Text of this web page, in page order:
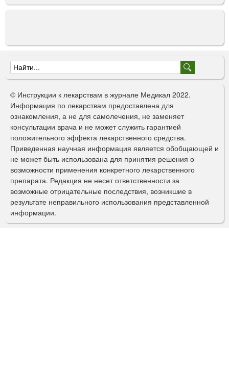
Ф
о
р
м
а
п
о
и
с
к
© Инструкции к лекарствам в журнале Медикал 2022.
Информация по лекарствам предоставлена для
ознакомления, а не для самолечения, не заменяет
консультации врача и не может служить гарантией
положительного эффекта лекарственного средства.
Приведенная научная информация является обобщающей и
не может быть использована для принятия решения о
возможности применения конкретного лекарственного
препарата. Редакция не несет ответственности за
возможные отрицательные последствия, возникшие в
результате неправильного использования представленной
информации.